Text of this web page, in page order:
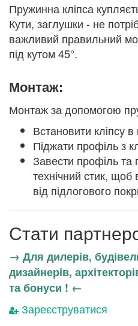
Пружинна кліпса
Кути, заглушки - не
важливий правильний
під кутом 45°.
Монтаж:
Монтаж за допомогою
Встановити кліпсу
Піджати профіль з
Завести профіль та
технічний стик,
від підлогового
Стати
→ Для дилерів,
дизайнерів,
та бонуси ! ←
Зареєструватися